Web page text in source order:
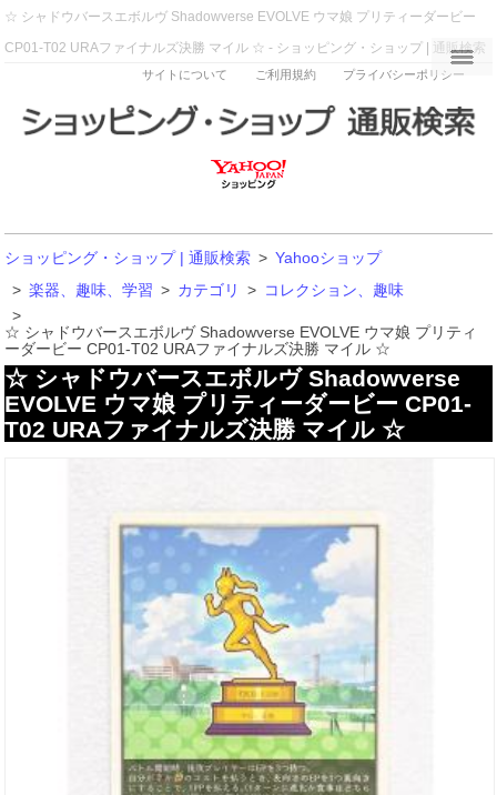
☆ シャドウバースエボルヴ Shadowverse EVOLVE ウマ娘 プリティーダービー
CP01-T02 URAファイナルズ決勝 マイル ☆ - ショッピング・ショップ | 通販検索
サイトについて ご利用規約 プライバシーポリシー
ショッピング・ショップ | 通販検索 > Yahooショップ
> 楽器、趣味、学習 > カテゴリ > コレクション、趣味
>
☆ シャドウバースエボルヴ Shadowverse EVOLVE ウマ娘 プリティ
ーダービー CP01-T02 URAファイナルズ決勝 マイル ☆
☆ シャドウバースエボルヴ Shadowverse
EVOLVE ウマ娘 プリティーダービー CP01-
T02 URAファイナルズ決勝 マイル ☆